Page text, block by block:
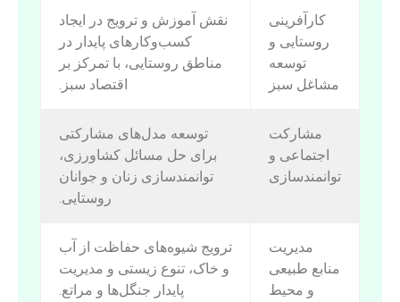
کارآفرینی
روستایی و
توسعه
مشاغل سبز
نقش آموزش و ترویج در ایجاد
کسب‌وکارهای پایدار در
مناطق روستایی، با تمرکز بر
اقتصاد سبز.
مشارکت
اجتماعی و
توانمندسازی
توسعه مدل‌های مشارکتی
برای حل مسائل کشاورزی،
توانمندسازی زنان و جوانان
روستایی.
مدیریت
منابع طبیعی
و محیط
ترویج شیوه‌های حفاظت از آب
و خاک، تنوع زیستی و مدیریت
پایدار جنگل‌ها و مراتع.